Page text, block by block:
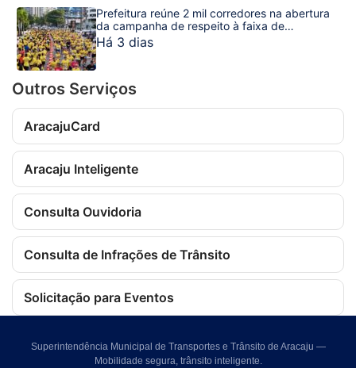
Prefeitura reúne 2 mil corredores na abertura
da campanha de respeito à faixa de
pedestres
Há 3 dias
Outros Serviços
AracajuCard
Aracaju Inteligente
Consulta Ouvidoria
Consulta de Infrações de Trânsito
Solicitação para Eventos
Superintendência Municipal de Transportes e Trânsito de Aracaju —
Mobilidade segura, trânsito inteligente.